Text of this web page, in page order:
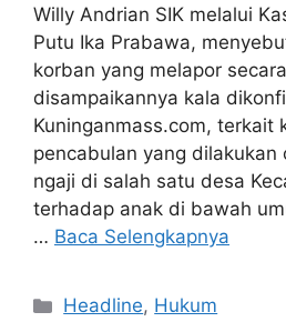
Willy Andrian SIK melalui
Putu Ika Prabawa,
korban yang melapor
disampaikannya kala
Kuninganmass.com, terkait
pencabulan yang dilakukan
ngaji di salah satu desa
terhadap anak di bawah
… Baca Selengkapnya
Kategori
Headline, Hukum